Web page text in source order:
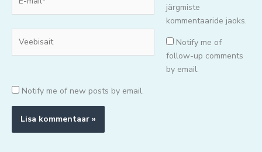
mail*
järgmiste
kommentaaride jaoks.
Notify me of
follow-up comments
by email.
Notify me of new posts by email.